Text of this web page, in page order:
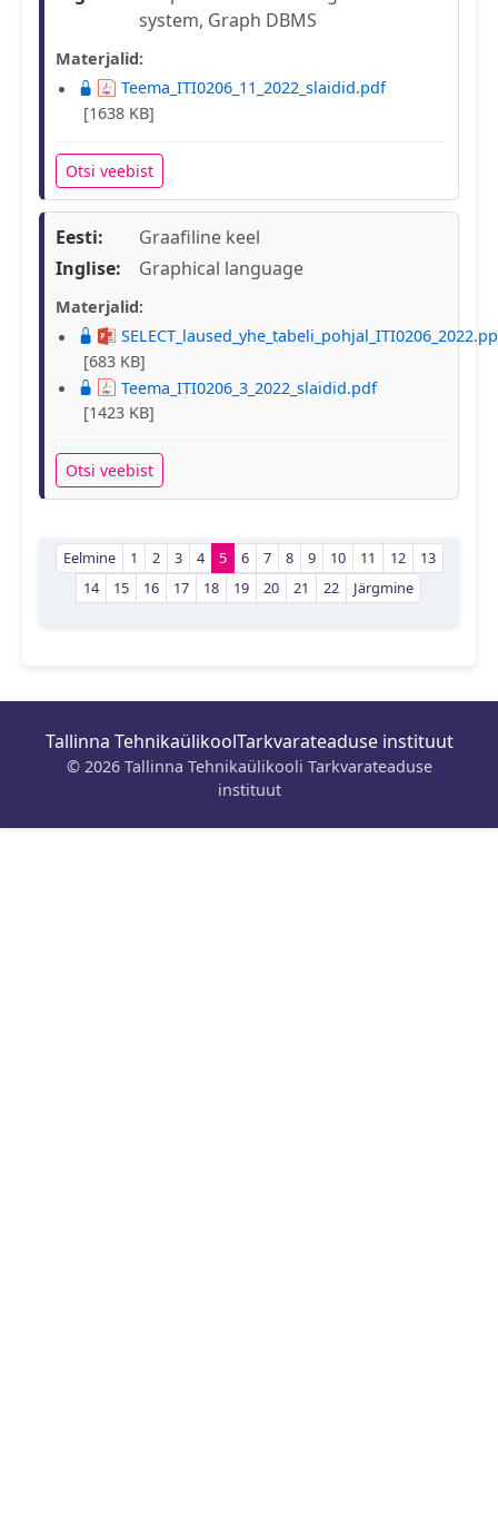
system, Graph DBMS
Materjalid:
Teema_ITI0206_11_2022_slaidid.pdf
[1638 KB]
Otsi veebist
Eesti:
Graafiline keel
Inglise:
Graphical language
Materjalid:
[683 KB]
Teema_ITI0206_3_2022_slaidid.pdf
[1423 KB]
Otsi veebist
Eelmine 1 2 3 4 5 6 7 8 9 10 11 12
13
14
15 16 17 18 19 20 21 22 Järgmine
Tallinna TehnikaülikoolTarkvarateaduse instituut
© 2026 Tallinna Tehnikaülikooli Tarkvarateaduse
instituut